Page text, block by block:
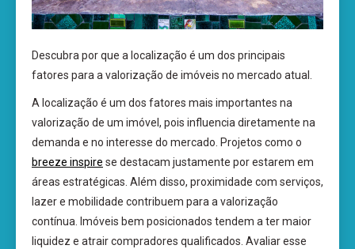
Descubra por que a localização é um dos principais
fatores para a valorização de imóveis no mercado atual.
A localização é um dos fatores mais importantes na
valorização de um imóvel, pois influencia diretamente na
demanda e no interesse do mercado. Projetos como o
breeze inspire se destacam justamente por estarem em
áreas estratégicas. Além disso, proximidade com serviços,
lazer e mobilidade contribuem para a valorização
contínua. Imóveis bem posicionados tendem a ter maior
liquidez e atrair compradores qualificados. Avaliar esse